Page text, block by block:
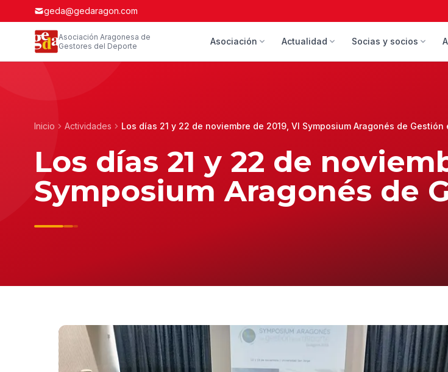
geda@gedaragon.com
Asociación Aragonesa de
Gestores del Deporte
Asociación Actualidad Socias y socios
Inicio Actividades Los días 21 y 22 de noviembre de 2019, VI Symposium Aragonés de Gestión
Los días 21 y 22 de
Symposium Aragonés de